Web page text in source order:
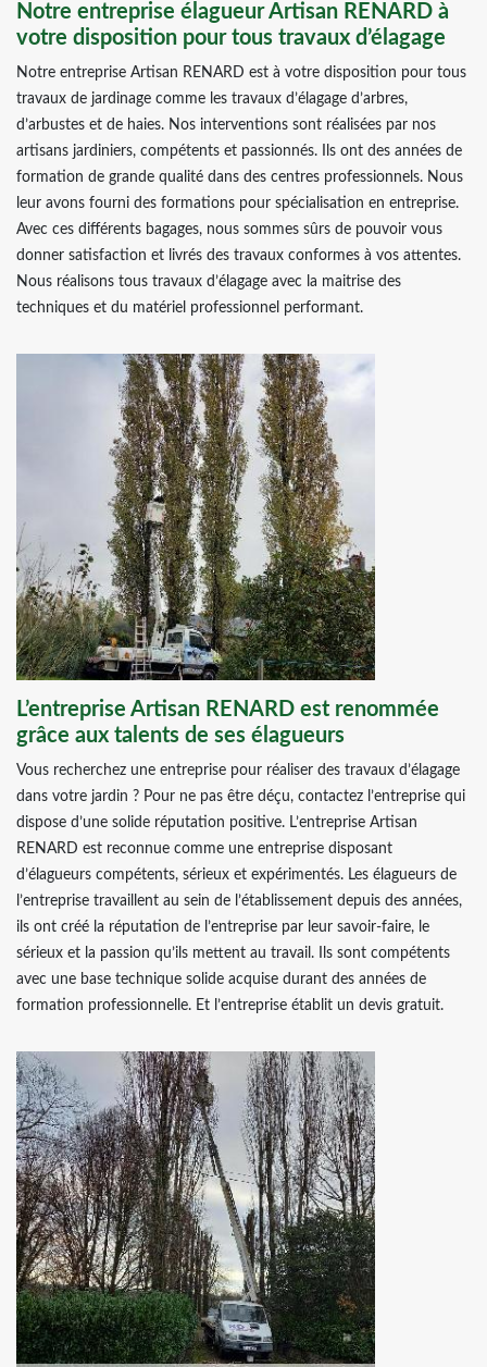
Notre entreprise élagueur Artisan RENARD à
votre disposition pour tous travaux d’élagage
Notre entreprise Artisan RENARD est à votre disposition pour tous
travaux de jardinage comme les travaux d’élagage d’arbres,
d’arbustes et de haies. Nos interventions sont réalisées par nos
artisans jardiniers, compétents et passionnés. Ils ont des années de
formation de grande qualité dans des centres professionnels. Nous
leur avons fourni des formations pour spécialisation en entreprise.
Avec ces différents bagages, nous sommes sûrs de pouvoir vous
donner satisfaction et livrés des travaux conformes à vos attentes.
Nous réalisons tous travaux d’élagage avec la maitrise des
techniques et du matériel professionnel performant.
L’entreprise Artisan RENARD est renommée
grâce aux talents de ses élagueurs
Vous recherchez une entreprise pour réaliser des travaux d’élagage
dans votre jardin ? Pour ne pas être déçu, contactez l’entreprise qui
dispose d’une solide réputation positive. L’entreprise Artisan
RENARD est reconnue comme une entreprise disposant
d’élagueurs compétents, sérieux et expérimentés. Les élagueurs de
l’entreprise travaillent au sein de l’établissement depuis des années,
ils ont créé la réputation de l’entreprise par leur savoir-faire, le
sérieux et la passion qu’ils mettent au travail. Ils sont compétents
avec une base technique solide acquise durant des années de
formation professionnelle. Et l’entreprise établit un devis gratuit.